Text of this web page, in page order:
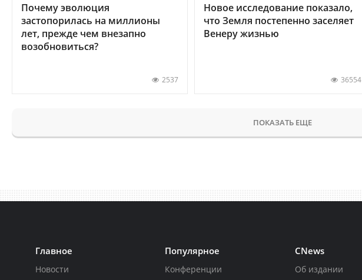
Почему эволюция
застопорилась на миллионы
лет, прежде чем внезапно
возобновиться?
2537
Новое исследование показало,
что Земля постепенно заселяет
Венеру жизнью
36554
ПОКАЗАТЬ ЕЩЕ
Главное
Новости
Популярное
Конференции
CNews
Об издании